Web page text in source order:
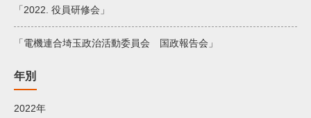
「2022. 役員研修会」
「電機連合埼玉政治活動委員会 国政報告会」
年別
2022年